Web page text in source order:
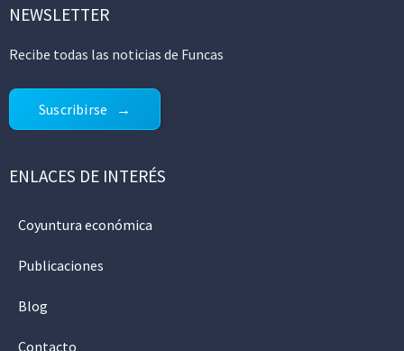
NEWSLETTER
Recibe todas las noticias de Funcas
Suscribirse
ENLACES DE INTERÉS
Coyuntura económica
Publicaciones
Blog
Contacto